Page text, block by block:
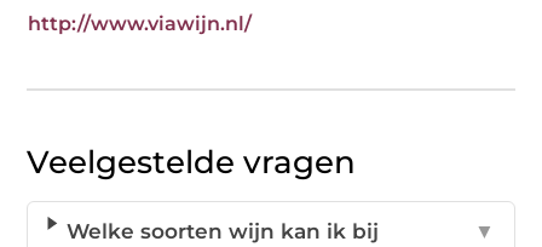
http://www.viawijn.nl/
Veelgestelde vragen
Welke soorten wijn kan ik bij
▼